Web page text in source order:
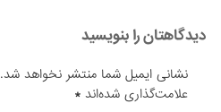
دیدگاهتان را بنویسید
نشانی ایمیل شما منتشر نخواهد شد.
علامت‌گذاری شده‌اند*